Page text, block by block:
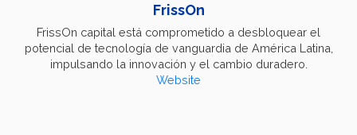
FrissOn
FrissOn capital está comprometido a desbloquear el
potencial de tecnología de vanguardia de América Latina,
impulsando la innovación y el cambio duradero.
Website